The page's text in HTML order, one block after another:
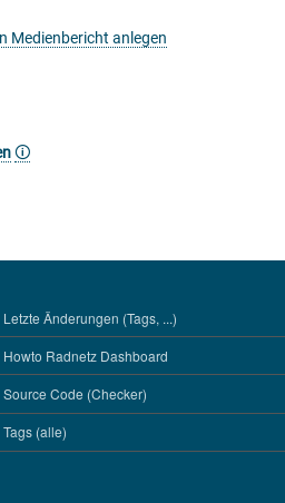
Medienbericht anlegen
🛈
WERKZEUGE
Letzte Änderungen (Tags, ...)
Howto Radnetz Dashboard
Source Code (Checker)
Tags (alle)